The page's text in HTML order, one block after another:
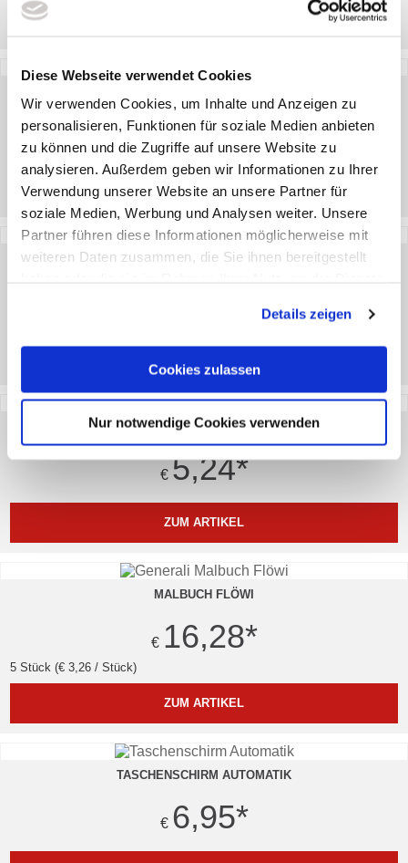
Diese Webseite verwendet Cookies
Wir verwenden Cookies, um Inhalte und Anzeigen zu
personalisieren, Funktionen für soziale Medien anbieten
zu können und die Zugriffe auf unsere Website zu
analysieren. Außerdem geben wir Informationen zu Ihrer
Verwendung unserer Website an unsere Partner für
soziale Medien, Werbung und Analysen weiter. Unsere
Partner führen diese Informationen möglicherweise mit
weiteren Daten zusammen, die Sie ihnen bereitgestellt
Cookies, wenn Sie unsere Webseite weiterhin nutzen.
Details zeigen
Cookies zulassen
Nur notwendige Cookies verwenden
32,34*
ZUM ARTIKEL
KINDERSCHIRM GENERALI
HOLZPUZZLE
€ 5,24*
ZUM ARTIKEL
MALBUCH FLÖWI
€ 16,28*
5 Stück (€ 3,26 / Stück)
ZUM ARTIKEL
TASCHENSCHIRM AUTOMATIK
€ 6,95*